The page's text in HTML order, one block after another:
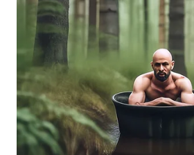
WN
KARAWANG
WN